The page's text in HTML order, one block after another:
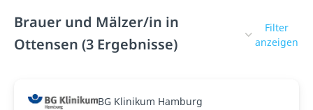
Brauer und Mälzer/in in
Ottensen (3 Ergebnisse)
Filter
anzeigen
BG Klinikum Hamburg